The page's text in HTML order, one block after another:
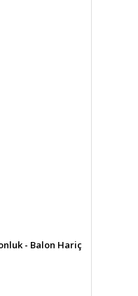
- Balon Hariç